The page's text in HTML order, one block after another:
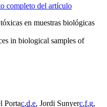
completo del artículo
en muestras biológicas
in biological samples of
Portac,d,e, Jordi Sunyerc,f,g,